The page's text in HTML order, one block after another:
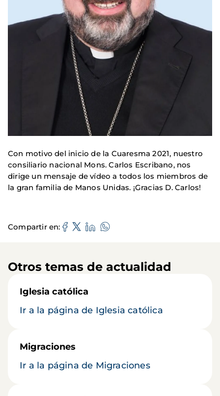
Con motivo del inicio de la Cuaresma 2021, nuestro
consiliario nacional Mons. Carlos Escribano, nos
dirige un mensaje de vídeo a todos los miembros de
la gran familia de Manos Unidas. ¡Gracias D. Carlos!
Compartir en
Otros temas de actualidad
Iglesia católica
Ir a la página de Iglesia católica
Migraciones
Ir a la página de Migraciones